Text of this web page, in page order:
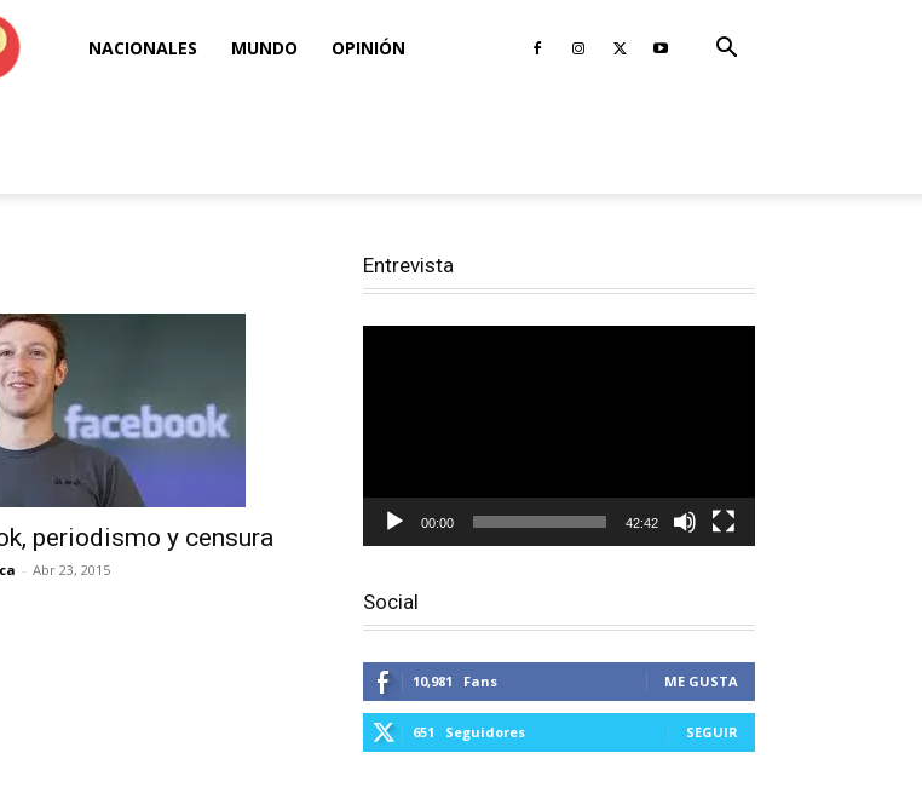
Puro NACIONALES MUNDO OPINIÓN
periodismo y censura
- Abr 23, 2015
Entrevista
00:00 42:42
Social
10,981 Fans ME GUSTA
651 Seguidores SEGUIR